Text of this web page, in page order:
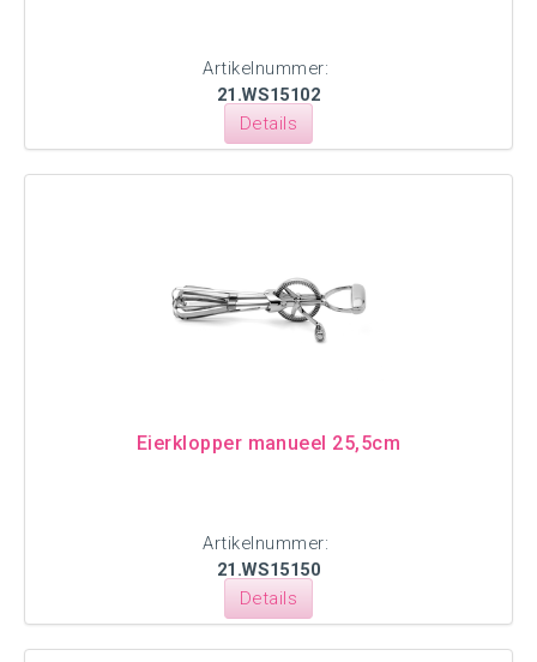
Artikelnummer:
21.WS15102
Details
Eierklopper manueel 25,5cm
Artikelnummer:
21.WS15150
Details